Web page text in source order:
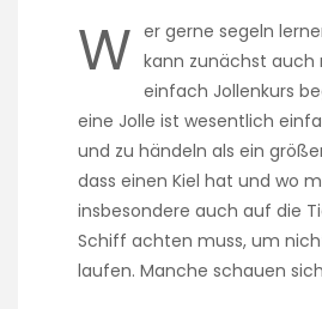
W er gerne segeln
kann zunächst
einfach Jollenkurs
eine Jolle ist wesentlich
und zu händeln als ein
dass einen Kiel hat und wo
insbesondere auch auf die
Schiff achten muss, um
laufen. Manche schauen sich